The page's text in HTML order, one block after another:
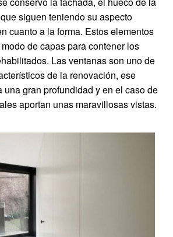
siguen teniendo su aspecto
cuanto a la forma. Estos elementos
de capas para contener los
Las ventanas son uno de
de la renovación, ese
gran profundidad y en el caso de
aportan unas maravillosas vistas.